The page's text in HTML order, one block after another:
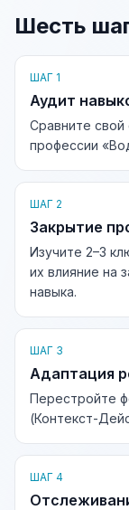
Шесть
ШАГ 1
Аудит
Сравните свой
профессии
ШАГ 2
Закрытие
Изучите 2–3
их влияние на
навыка.
ШАГ 3
Адаптация
Перестройте
(Контекст-
ШАГ 4